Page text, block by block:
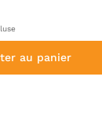
au panier